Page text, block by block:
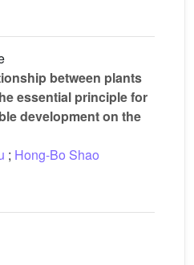
between plants
essential principle for
development on the
; Hong-Bo Shao